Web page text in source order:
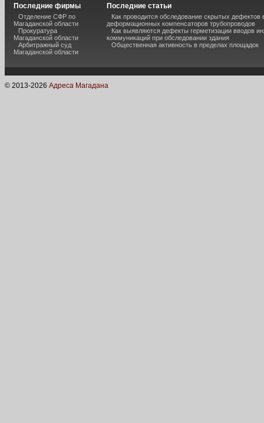
Последние фирмы
Отделение СФР по
Магаданской области
Прокуратура
Магаданской области
Арбитражный суд
Магаданской области
Последние статьи
Как проводится обследование скрытых дефектов
деформационных компенсаторов трубопроводов
Как выявляются дефекты герметизации вводов
коммуникаций при обследовании здания
Общественная активность в пределах площадок
© 2013-2026 Адреса Магадана